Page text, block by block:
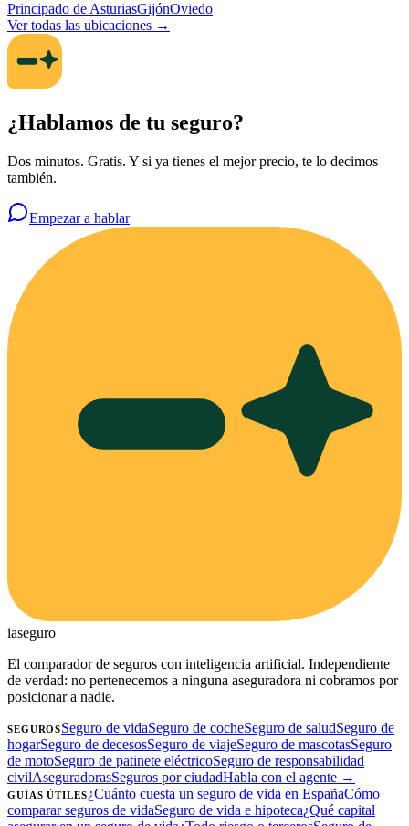
Principado de AsturiasGijónOviedo
Ver todas las ubicaciones →
¿Hablamos de tu seguro?
Dos minutos. Gratis. Y si ya tienes el mejor precio, te lo decimos
también.
Empezar a hablar
iaseguro
El comparador de seguros con inteligencia artificial. Independiente
de verdad: no pertenecemos a ninguna aseguradora ni cobramos por
posicionar a nadie.
SEGUROSSeguro de vidaSeguro de cocheSeguro de saludSeguro de
hogarSeguro de decesosSeguro de viajeSeguro de mascotasSeguro
de motoSeguro de patinete eléctricoSeguro de responsabilidad
civilAseguradorasSeguros por ciudadHabla con el agente →
GUÍAS ÚTILES¿Cuánto cuesta un seguro de vida en EspañaCómo
comparar seguros de vidaSeguro de vida e hipoteca¿Qué capital